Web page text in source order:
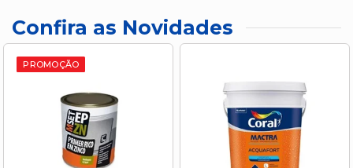
Confira as Novidades
PROMOÇÃO